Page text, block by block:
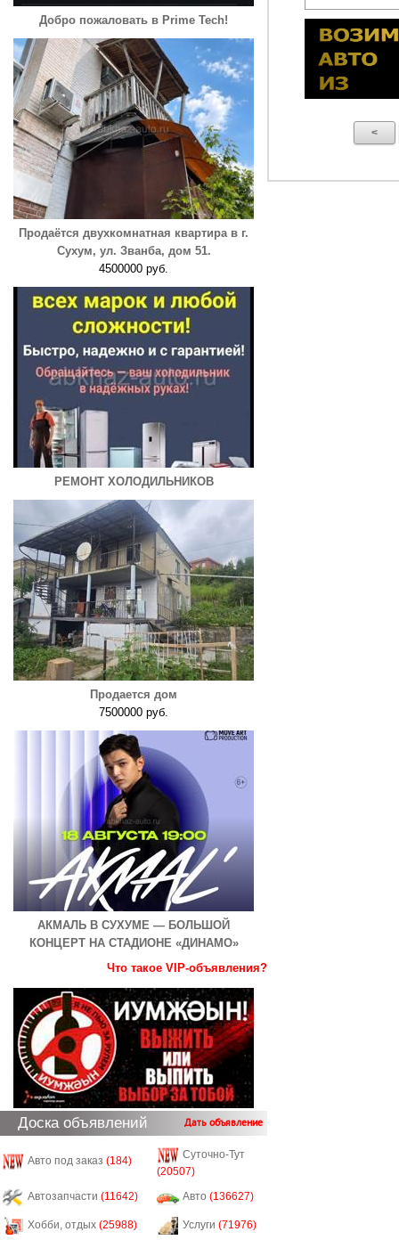
Добро пожаловать в Prime Tech!
Продаётся двухкомнатная квартира в г.
Сухум, ул. Званба, дом 51.
4500000 руб.
РЕМОНТ ХОЛОДИЛЬНИКОВ
Продается дом
7500000 руб.
АКМАЛЬ В СУХУМЕ — БОЛЬШОЙ
КОНЦЕРТ НА СТАДИОНЕ «ДИНАМО»
Что такое VIP-объявления?
Доска объявлений Дать объявление
Авто под заказ (184)
Суточно-Тут
(20507)
Автозапчасти (11642) Авто (136627)
Хобби, отдых (25988) Услуги (71976)
<